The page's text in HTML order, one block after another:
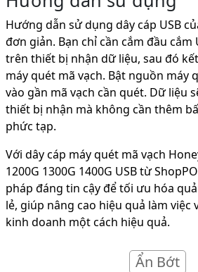
Hướng dẫn sử dụng dây cáp USB
đơn giản. Bạn chỉ cần cắm đầu cắm
trên thiết bị nhận dữ liệu, sau đó
máy quét mã vạch. Bật nguồn máy
vào gần mã vạch cần quét. Dữ liệu
thiết bị nhận mà không cần thêm
phức tạp.
Với dây cáp máy quét mã vạch
1200G 1300G 1400G USB từ
pháp đáng tin cậy để tối ưu hóa
lẻ, giúp nâng cao hiệu quả làm việc
kinh doanh một cách hiệu quả.
Ẩn Bớt